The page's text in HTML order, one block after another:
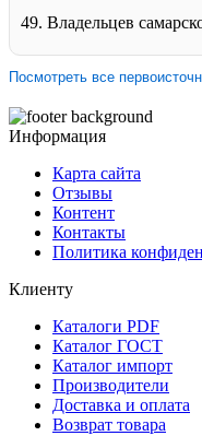
49. Владельцев
Посмотреть все
Информация
Карта сайта
Отзывы
Контент
Контакты
Политика
Клиенту
Каталоги PDF
Каталог ГОСТ
Каталог импорт
Производители
Доставка и оплата
Возврат товара